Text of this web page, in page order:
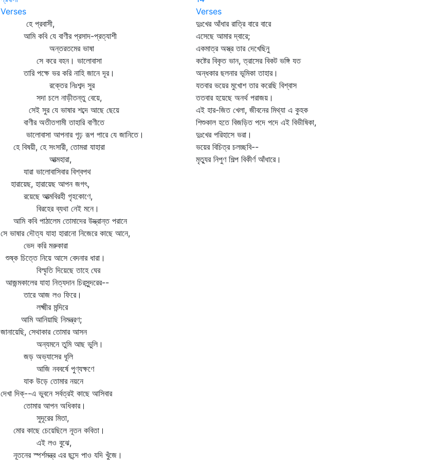
Verses
হে প্রবাসী,
আমি কবি যে বাণীর প্রসাদ-প্রত্যাশী
অন্তরতমের ভাষা
সে করে বহন। ভালোবাসা
তারি পক্ষে ভর করি নাহি জানে দূর।
রক্তের নিঃশব্দ সুর
সদা চলে নাড়ীতন্তু বেয়ে,
সেই সুর যে ভাষার শব্দে আছে ছেয়ে
বাণীর অতীতগামী তাহারি বাণীতে
ভালোবাসা আপনার গূঢ় রূপ পারে যে জানিতে।
হে বিষয়ী, হে সংসারী, তোমরা যাহারা
আত্মহারা,
যারা ভালোবাসিবার বিশ্বপথ
হারায়েছ, হারায়েছ আপন জগৎ,
রয়েছে আত্মবিরহী গৃহকোণে,
বিরহের ব্যথা নেই মনে।
আমি কবি পাঠালেম তোমাদের উদ্ভ্রান্ত পরানে
সে ভাষার দৌত্য যাহা হারানো নিজেরে কাছে আনে,
ভেদ করি মরুকারা
শুষ্ক চিত্তে নিয়ে আসে বেদনার ধারা।
বিস্মৃতি দিয়েছে তাহে ঘের
আজন্মকালের যাহা নিত্যদান চিরসুন্দরের--
তারে আজ লও ফিরে।
লক্ষ্মীর মন্দিরে
আমি আনিয়াছি নিমন্ত্রণ;
জানায়েছি, সেথাকার তোমার আসন
অন্যমনে তুমি আছ ভুলি।
জড় অভ্যাসের ধূলি
আজি নববর্ষে পুণ্যক্ষণে
যাক উড়ে তোমার নয়নে
দেখা দিক্‌--এ ভুবনে সর্বত্রই কাছে আসিবার
তোমার আপন অধিকার।
সুদূরের মিতা,
মোর কাছে চেয়েছিলে নূতন কবিতা।
এই লও বুঝে,
নূতনের স্পর্শমন্ত্র এর ছন্দে পাও যদি খুঁজে।
Verses
দুঃখের আঁধার রাত্রি বারে বারে
এসেছে আমার দ্বারে;
একমাত্র অস্ত্র তার দেখেছিনু
কষ্টের বিকৃত ভান, ত্রাসের বিকট ভঙ্গি যত
অন্ধকার ছলনার ভূমিকা তাহার।
যতবার ভয়ের মুখোশ তার করেছি বিশ্বাস
ততবার হয়েছে অনর্থ পরাজয়।
এই হার-জিত খেলা, জীবনের মিথ্যা এ কুহক
শিশুকাল হতে বিজড়িত পদে পদে এই বিভীষিকা,
দুঃখের পরিহাসে ভরা।
ভয়ের বিচিত্র চলচ্ছবি--
মৃত্যুর নিপুণ শিল্প বিকীর্ণ আঁধারে।